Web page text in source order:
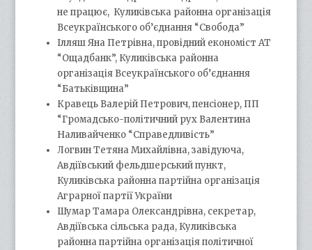
не працює, Куликівська районна організація
Всеукраїнського об’єднання “Свобода”
Ілляш Яна Петрівна, провідний економіст АТ
“Ощадбанк”, Куликівська районна
організація Всеукраїнського об’єднання
“Батьківщина”
Кравець Валерій Петрович, пенсіонер, ПП
“Громадсько-політичний рух Валентина
Наливайченко “Справедливість”
Логвин Тетяна Михайлівна, завідуюча,
Авдіївський фельдшерський пункт,
Куликівська районна партійна організація
Аграрної партії України
Шумар Тамара Олександрівна, секретар,
Авдіївська сільська рада, Куликівська
районна партійна організація політичної